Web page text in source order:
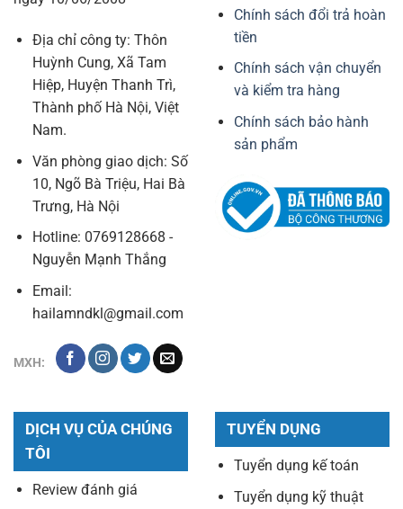
Địa chỉ công ty: Thôn
Huỳnh Cung, Xã Tam
Hiệp, Huyện Thanh Trì,
Thành phố Hà Nội, Việt
Nam.
Văn phòng giao dịch: Số
10, Ngõ Bà Triệu, Hai Bà
Trưng, Hà Nội
Hotline: 0769128668 -
Nguyễn Mạnh Thắng
Email:
hailamndkl@gmail.com
MXH:
Chính sách đổi trả hoàn
tiền
Chính sách vận chuyển
và kiểm tra hàng
Chính sách bảo hành
sản phẩm
DỊCH VỤ CỦA CHÚNG
TÔI
Review đánh giá
TUYỂN DỤNG
Tuyển dụng kế toán
Tuyển dụng kỹ thuật